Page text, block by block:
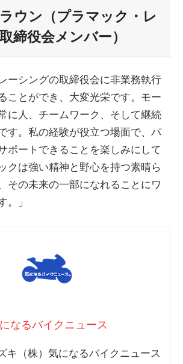
ウン（プラマック・レ
締役会メンバー）
ーシングの取締役会に非業務執行
ことができ、大変光栄です。モー
に人、チームワーク、そして継続
す。私の経験が役立つ場面で、パ
ポートできることを楽しみにして
クは強い精神と野心を持つ素晴ら
その未来の一部になれることにワ
。」
なるバイクニュース
キ（株）気になるバイクニュース